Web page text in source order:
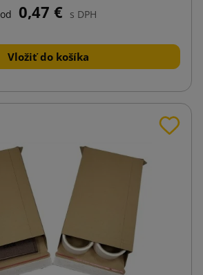
od 0,47 € s DPH
Vložiť do košíka